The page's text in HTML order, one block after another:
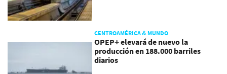
CENTROAMÉRICA & MUNDO
OPEP+ elevará de nuevo la
producción en 188.000 barriles
diarios